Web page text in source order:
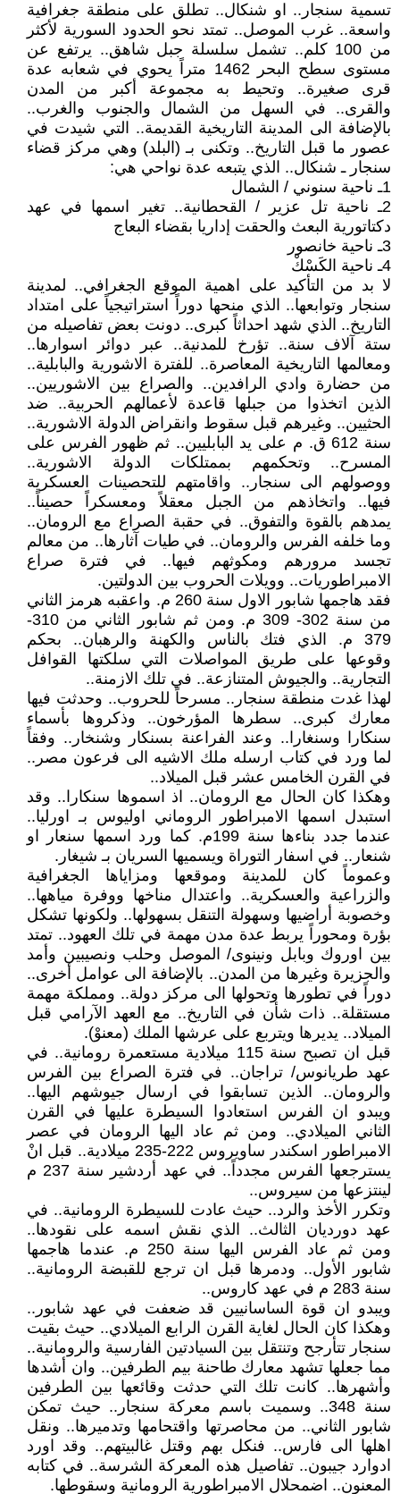
تسمية سنجار.. او شنكال.. تطلق على منطقة جغرافية
واسعة.. غرب الموصل.. تمتد نحو الحدود السورية لأكثر
من 100 كلم.. تشمل سلسلة جبل شاهق.. يرتفع عن
مستوى سطح البحر 1462 متراً يحوي في شعابه عدة
قرى صغيرة.. وتحيط به مجموعة أكبر من المدن
والقرى.. في السهل من الشمال والجنوب والغرب..
بالإضافة الى المدينة التاريخية القديمة.. التي شيدت في
عصور ما قبل التاريخ.. وتكنى بـ (البلد) وهي مركز قضاء
سنجار ـ شنكال.. الذي يتبعه عدة نواحي هي:
1ـ ناحية سنوني / الشمال
2ـ ناحية تل عزير / القحطانية.. تغير اسمها في عهد
دكتاتورية البعث والحقت إداريا بقضاء البعاج
3ـ ناحية خانصور
4ـ ناحية الكَسْكْ
لا بد من التأكيد على اهمية الموقع الجغرافي.. لمدينة
سنجار وتوابعها.. الذي منحها دوراً استراتيجياً على امتداد
التاريخ.. الذي شهد احداثاً كبرى.. دونت بعض تفاصيله من
ستة آلاف سنة.. تؤرخ للمدنية.. عبر دوائر اسوارها..
ومعالمها التاريخية المعاصرة.. للفترة الاشورية والبابلية..
من حضارة وادي الرافدين.. والصراع بين الاشوريين..
الذين اتخذوا من جبلها قاعدة لأعمالهم الحربية.. ضد
الحثيين.. وغيرهم قبل سقوط وانقراض الدولة الاشورية..
سنة 612 ق. م على يد البابليين.. ثم ظهور الفرس على
المسرح.. وتحكمهم بممتلكات الدولة الاشورية..
ووصولهم الى سنجار.. واقامتهم للتحصينات العسكرية
فيها.. واتخاذهم من الجبل معقلاً ومعسكراً حصيناً..
يمدهم بالقوة والتفوق.. في حقبة الصراع مع الرومان..
وما خلفه الفرس والرومان.. في طيات آثارها.. من معالم
تجسد مرورهم ومكوثهم فيها.. في فترة صراع
الامبراطوريات.. وويلات الحروب بين الدولتين.
فقد هاجمها شابور الاول سنة 260 م. واعقبه هرمز الثاني
من سنة 302- 309 م. ومن ثم شابور الثاني من 310-
379 م. الذي فتك بالناس والكهنة والرهبان.. بحكم
وقوعها على طريق المواصلات التي سلكتها القوافل
التجارية.. والجيوش المتنازعة.. في تلك الازمنة..
لهذا غدت منطقة سنجار.. مسرحاً للحروب.. وحدثت فيها
معارك كبرى.. سطرها المؤرخون.. وذكروها بأسماء
سنكارا وسنغارا.. وعند الفراعنة بسنكار وشنخار.. وفقاً
لما ورد في كتاب ارسله ملك الاشيه الى فرعون مصر..
في القرن الخامس عشر قبل الميلاد..
وهكذا كان الحال مع الرومان.. اذ اسموها سنكارا.. وقد
استبدل اسمها الامبراطور الروماني اوليوس بـ اورليا..
عندما جدد بناءها سنة 199م. كما ورد اسمها سنعار او
شنعار.. في اسفار التوراة ويسميها السريان بـ شيغار.
وعموماً كان للمدينة وموقعها ومزاياها الجغرافية
والزراعية والعسكرية.. واعتدال مناخها ووفرة مياهها..
وخصوبة أراضيها وسهولة التنقل بسهولها.. ولكونها تشكل
بؤرة ومحوراً يربط عدة مدن مهمة في تلك العهود.. تمتد
بين اوروك وبابل ونينوى/ الموصل وحلب ونصيبين وأمد
والجزيرة وغيرها من المدن.. بالإضافة الى عوامل أخرى..
دوراً في تطورها وتحولها الى مركز دولة.. ومملكة مهمة
مستقلة.. ذات شأن في التاريخ.. مع العهد الآرامي قبل
الميلاد.. يديرها ويتربع على عرشها الملك (معنوْ).
قبل ان تصبح سنة 115 ميلادية مستعمرة رومانية.. في
عهد طريانوس/ تراجان.. في فترة الصراع بين الفرس
والرومان.. الذين تسابقوا في ارسال جيوشهم اليها..
ويبدو ان الفرس استعادوا السيطرة عليها في القرن
الثاني الميلادي.. ومن ثم عاد اليها الرومان في عصر
الامبراطور اسكندر ساويروس 222-235 ميلادية.. قبل انْ
يسترجعها الفرس مجدداً.. في عهد أردشير سنة 237 م
لينتزعها من سيروس..
وتكرر الأخذ والرد.. حيث عادت للسيطرة الرومانية.. في
عهد دورديان الثالث.. الذي نقش اسمه على نقودها..
ومن ثم عاد الفرس اليها سنة 250 م. عندما هاجمها
شابور الأول.. ودمرها قبل ان ترجع للقبضة الرومانية..
سنة 283 م في عهد كاروس..
ويبدو ان قوة الساسانيين قد ضعفت في عهد شابور..
وهكذا كان الحال لغاية القرن الرابع الميلادي.. حيث بقيت
سنجار تتأرجح وتنتقل بين السيادتين الفارسية والرومانية..
مما جعلها تشهد معارك طاحنة بيم الطرفين.. وان أشدها
وأشهرها.. كانت تلك التي حدثت وقائعها بين الطرفين
سنة 348.. وسميت باسم معركة سنجار.. حيث تمكن
شابور الثاني.. من محاصرتها واقتحامها وتدميرها.. ونقل
اهلها الى فارس.. فنكل بهم وقتل غالبيتهم.. وقد اورد
ادوارد جيبون.. تفاصيل هذه المعركة الشرسة.. في كتابه
المعنون.. اضمحلال الامبراطورية الرومانية وسقوطها.